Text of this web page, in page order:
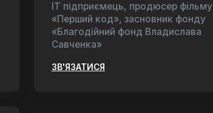
ІТ підприємець, продюсер фільму
«Перший код», засновник фонду
«Благодійний фонд Владислава
Савченка»
ЗВ'ЯЗАТИСЯ